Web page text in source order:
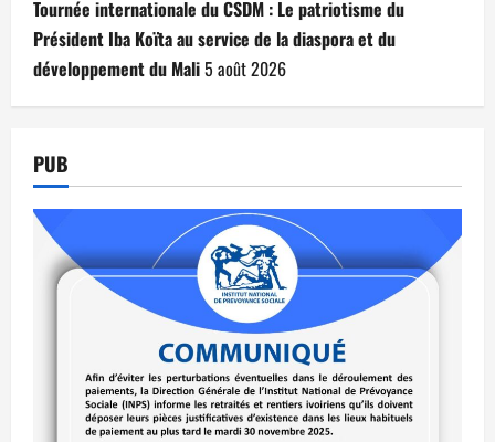
Tournée internationale du CSDM : Le patriotisme du
Président Iba Koïta au service de la diaspora et du
développement du Mali5 août 2026
PUB